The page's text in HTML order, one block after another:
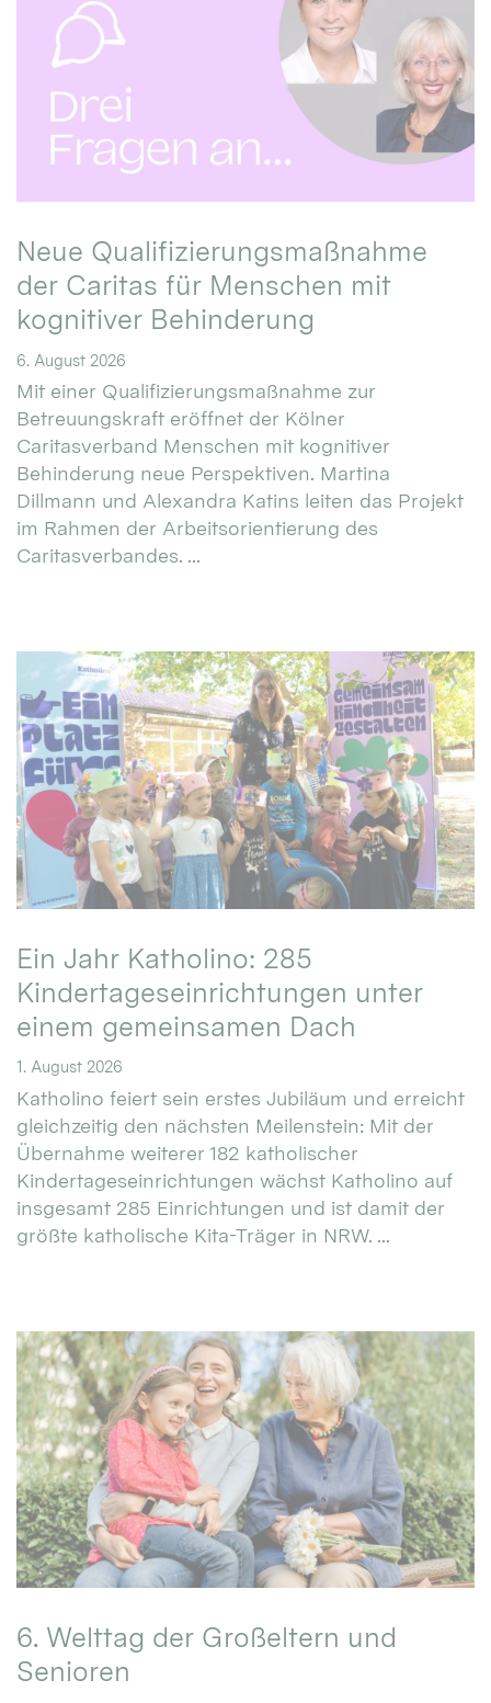
Neue Qualifizierungsmaßnahme
der Caritas für Menschen mit
kognitiver Behinderung
6. August 2026
Mit einer Qualifizierungsmaßnahme zur
Betreuungskraft eröffnet der Kölner
Caritasverband Menschen mit kognitiver
Behinderung neue Perspektiven. Martina
Dillmann und Alexandra Katins leiten das Projekt
im Rahmen der Arbeitsorientierung des
Caritasverbandes. ...
Ein Jahr Katholino: 285
Kindertageseinrichtungen unter
einem gemeinsamen Dach
1. August 2026
Katholino feiert sein erstes Jubiläum und erreicht
gleichzeitig den nächsten Meilenstein: Mit der
Übernahme weiterer 182 katholischer
Kindertageseinrichtungen wächst Katholino auf
insgesamt 285 Einrichtungen und ist damit der
größte katholische Kita-Träger in NRW. ...
6. Welttag der Großeltern und
Senioren